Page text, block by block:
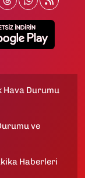
Hava Durumu
ve
Haberleri